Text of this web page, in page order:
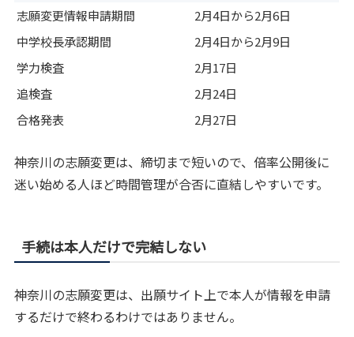
志願変更情報申請期間
2月4日から2月6日
中学校長承認期間
2月4日から2月9日
学力検査
2月17日
追検査
2月24日
合格発表
2月27日
神奈川の志願変更は、締切まで短いので、倍率公開後に
迷い始める人ほど時間管理が合否に直結しやすいです。
手続は本人だけで完結しない
神奈川の志願変更は、出願サイト上で本人が情報を申請
するだけで終わるわけではありません。